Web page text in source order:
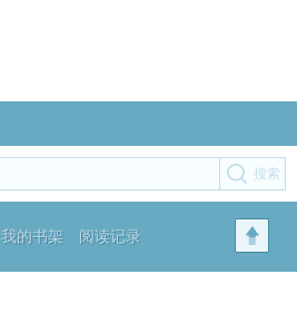
我的书架 阅读记录